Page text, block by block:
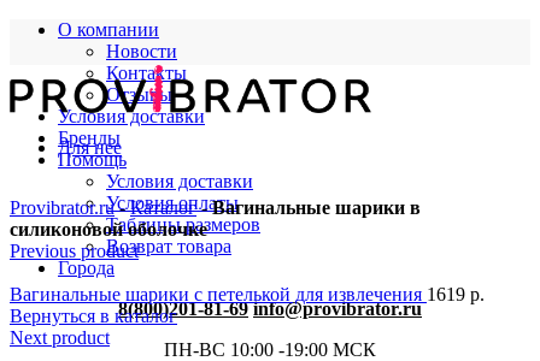
О компании
Новости
Контакты
Отзывы
Условия доставки
Бренды
Помощь
Условия доставки
Условия оплаты
Таблицы размеров
Возврат товара
Города
8(800)201-81-69 info@provibrator.ru
ПН-ВС 10:00 -19:00 МСК
Для нее
Provibrator.ru-Каталог-Вагинальные шарики в
силиконовой оболочке
Previous product
Вагинальные шарики с петелькой для извлечения 1619 р.
Вернуться в каталог
Next product